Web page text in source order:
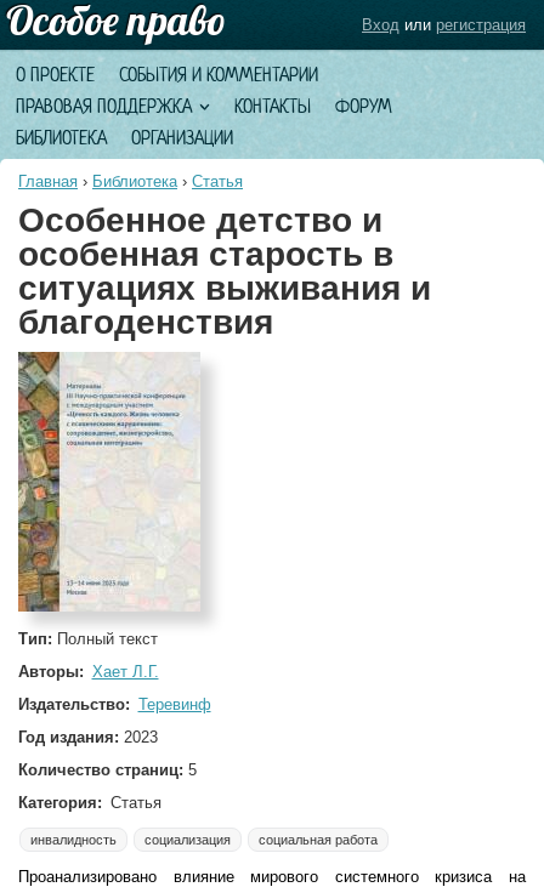
О ПРОЕКТЕ
СОБЫТИЯ И КОММЕНТАРИИ
ПРАВОВАЯ ПОДДЕРЖКА
КОНТАКТЫ
ФОРУМ
БИБЛИОТЕКА
ОРГАНИЗАЦИИ
Вход или регистрация
Главная › Библиотека› Статья
Особенное детство и
особенная старость в
ситуациях выживания и
благоденствия
Тип: Полный текст
Авторы: Хает Л.Г.
Издательство: Теревинф
Год издания: 2023
Количество страниц: 5
Категория: Статья
инвалидность социализация социальная работа
Проанализировано влияние мирового системного кризиса на